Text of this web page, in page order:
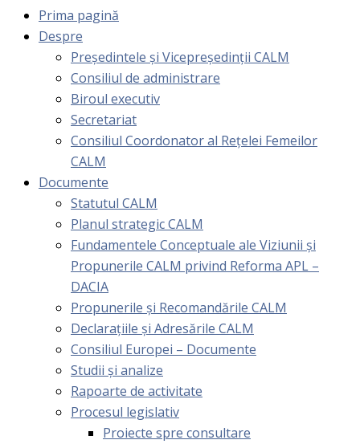
Prima pagină
Despre
Președintele și Vicepreședinții CALM
Consiliul de administrare
Biroul executiv
Secretariat
Consiliul Coordonator al Rețelei Femeilor
CALM
Documente
Statutul CALM
Planul strategic CALM
Fundamentele Conceptuale ale Viziunii și
Propunerile CALM privind Reforma APL –
DACIA
Propunerile și Recomandările CALM
Declarațiile și Adresările CALM
Consiliul Europei – Documente
Studii și analize
Rapoarte de activitate
Procesul legislativ
Proiecte spre consultare